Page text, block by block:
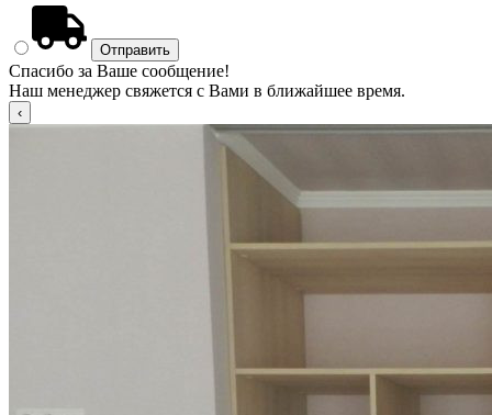
Спасибо за Ваше сообщение!
Наш менеджер свяжется с Вами в ближайшее время.